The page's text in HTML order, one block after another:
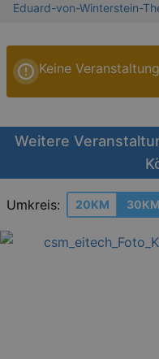
Eduard-von-Winterstein-
Keine
Weitere
Umkreis: 20KM 30KM